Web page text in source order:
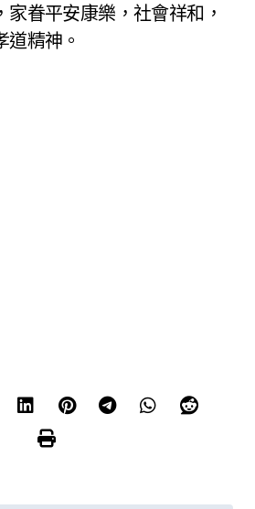
家眷平安康樂，社會祥和，
道精神。